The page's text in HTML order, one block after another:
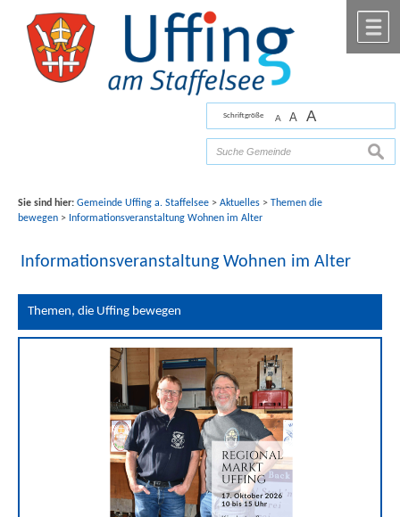
Schriftgröße A A A
Bilder mit freundlicher Unterstützung von FotografFlorian Werner
Sie sind hier: Gemeinde Uffing a. Staffelsee> Aktuelles> Themen die
bewegen> Informationsveranstaltung Wohnen im Alter
Informationsveranstaltung Wohnen im Alter
Themen, die Uffing bewegen